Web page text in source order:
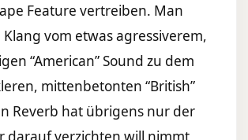
Feature vertreiben. Man
vom etwas agressiverem,
“American” Sound zu dem
mittenbetonten “British”
Reverb hat übrigens nur der
darauf verzichten will nimmt